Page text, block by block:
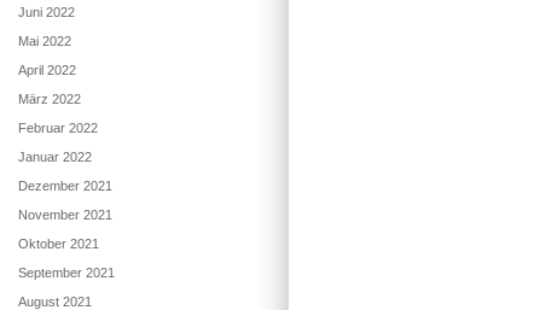
Juni 2022
Mai 2022
April 2022
März 2022
Februar 2022
Januar 2022
Dezember 2021
November 2021
Oktober 2021
September 2021
August 2021